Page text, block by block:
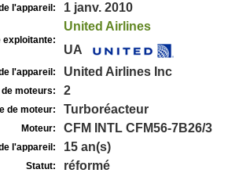
l'appareil: 1 janv. 2010
exploitante:
United Airlines
UA
l'appareil: United Airlines Inc
de moteurs: 2
de moteur: Turboréacteur
Moteur: CFM INTL CFM56-7B26/3
l'appareil: 15 an(s)
Statut: réformé